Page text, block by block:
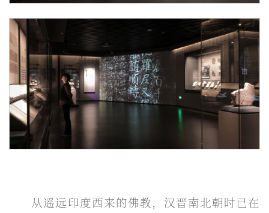
从遥远印度西来的佛教，汉晋南北朝时已在